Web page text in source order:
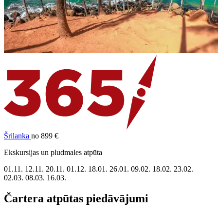
Šrilanka no 899 €
Ekskursijas un pludmales atpūta
01.11. 12.11. 20.11. 01.12. 18.01. 26.01. 09.02. 18.02. 23.02.
02.03. 08.03. 16.03.
Čartera atpūtas piedāvājumi